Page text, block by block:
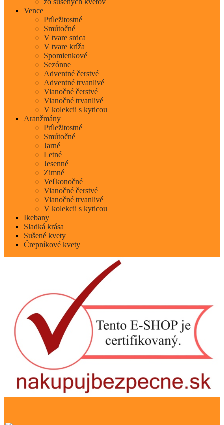
zo sušených kvetov
Vence
Príležitostné
Smútočné
V tvare srdca
V tvare kríža
Spomienkové
Sezónne
Adventné čerstvé
Adventné trvanlivé
Vianočné čerstvé
Vianočné trvanlivé
V kolekcii s kyticou
Aranžmány
Príležitostné
Smútočné
Jarné
Letné
Jesenné
Zimné
Veľkonočné
Vianočné čerstvé
Vianočné trvanlivé
V kolekcii s kyticou
Ikebany
Sladká krása
Sušené kvety
Črepníkové kvety